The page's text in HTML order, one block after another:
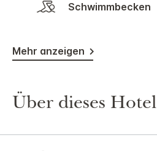
Schwimmbecken
Mehr anzeigen
Über dieses Hotel